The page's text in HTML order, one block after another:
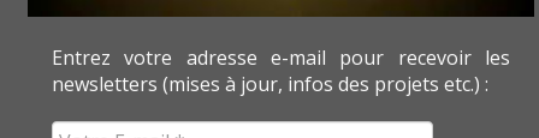
Entrez votre adresse e-mail pour recevoir les
newsletters (mises à jour, infos des projets etc.) :